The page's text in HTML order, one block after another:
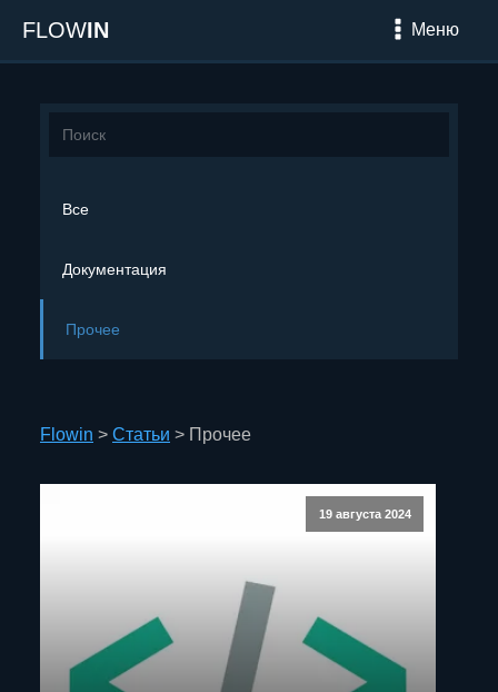
FLOWIN Меню
Flowin > Статьи > Прочее
19 августа 2024
Все
Документация
Прочее